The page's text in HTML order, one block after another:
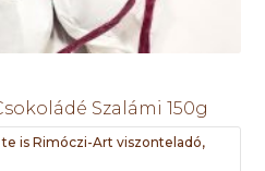
Szalámi 150g
is Rimóczi-Art viszonteladó,